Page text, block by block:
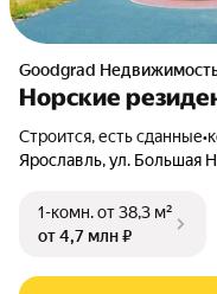
Goodgrad
Норские
Строится, есть сданные•
Ярославль, ул. Большая
1-комн.от 38,3 м²
от 4,7 млн ₽